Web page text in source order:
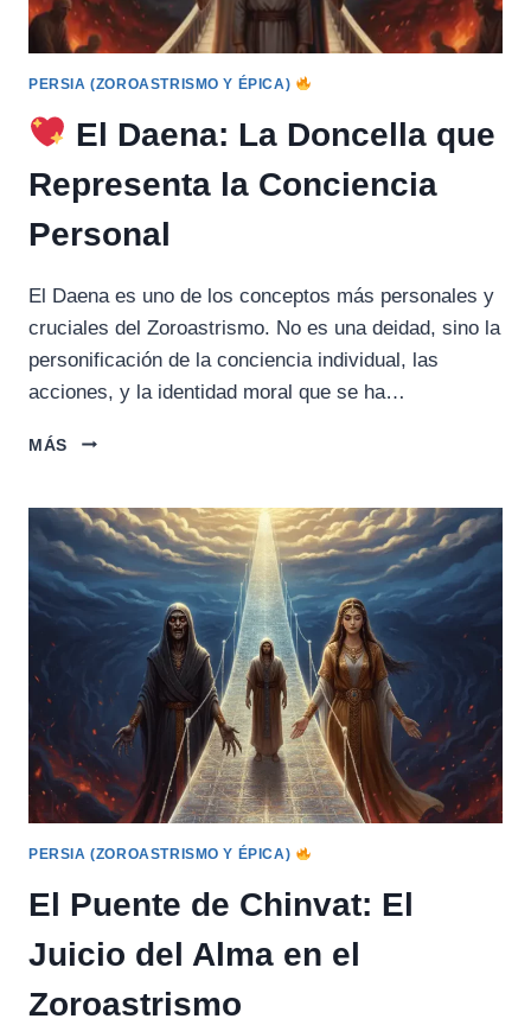
PERSIA (ZOROASTRISMO Y ÉPICA)
El Daena: La Doncella que
Representa la Conciencia
Personal
El Daena es uno de los conceptos más personales y
cruciales del Zoroastrismo. No es una deidad, sino la
personificación de la conciencia individual, las
acciones, y la identidad moral que se ha…
MÁS
LA
DONCELLA
QUE
REPRESENTA
CONCIENCIA
PERSONAL
PERSIA (ZOROASTRISMO Y ÉPICA)
El Puente de Chinvat: El
Juicio del Alma en el
Zoroastrismo